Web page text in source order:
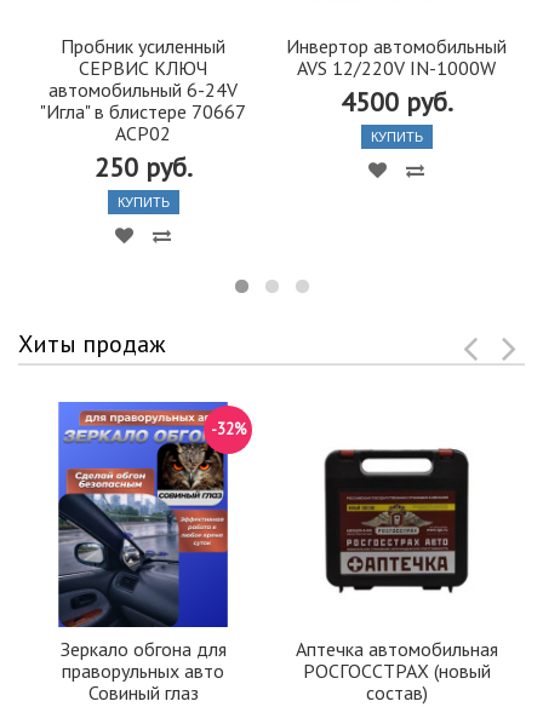
Пробник усиленный
СЕРВИС КЛЮЧ
автомобильный 6-24V
"Игла" в блистере 70667
ACP02
250 руб.
КУПИТЬ
Инвертор автомобильный
AVS 12/220V IN-1000W
4500 руб.
КУПИТЬ
Хиты продаж
Зеркало обгона для
праворульных авто
Совиный глаз
-32%
Аптечка автомобильная
РОСГОССТРАХ (новый
состав)